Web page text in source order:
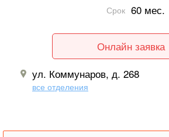
Срок 60 мес.
Онлайн заявка
ул. Коммунаров, д. 268
все отделения